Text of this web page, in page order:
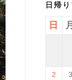
日帰
日 月
2 3